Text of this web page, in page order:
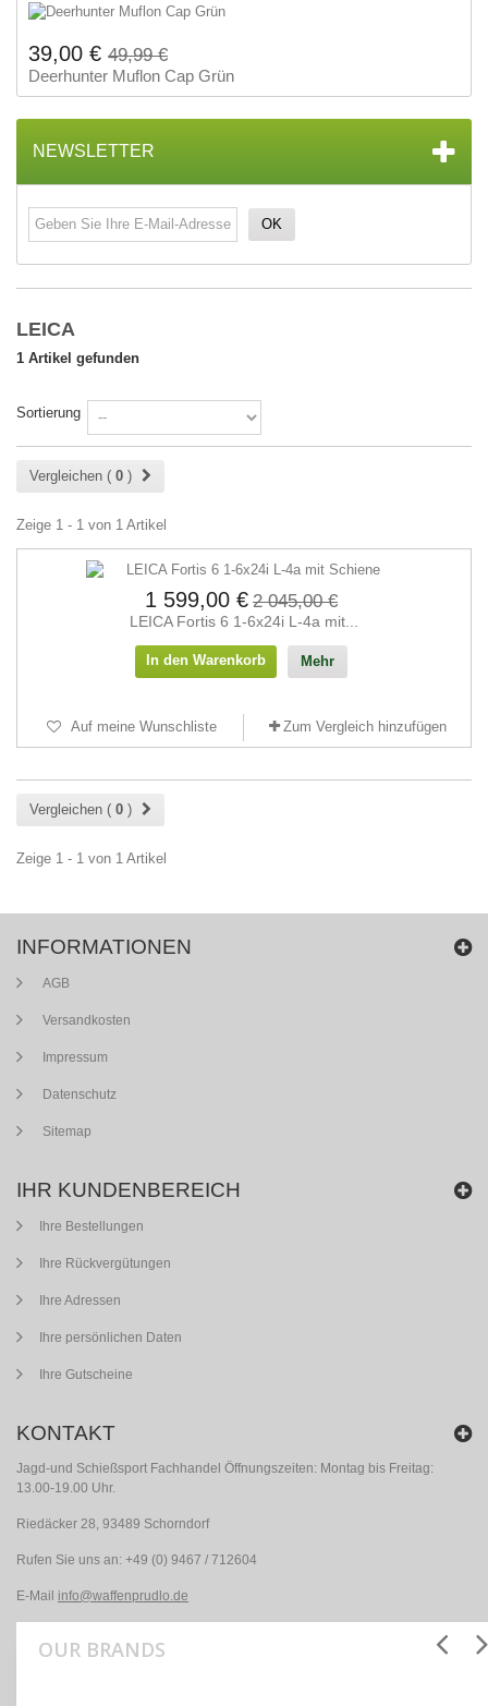
39,00 € 49,99 €
Deerhunter Muflon Cap Grün
NEWSLETTER
OK
LEICA
1 Artikel gefunden
Sortierung
Vergleichen ( 0 )
Zeige 1 - 1 von 1 Artikel
1 599,00 € 2 045,00 €
LEICA Fortis 6 1-6x24i L-4a mit...
In den Warenkorb Mehr
Auf meine Wunschliste Zum Vergleich hinzufügen
Vergleichen ( 0 )
Zeige 1 - 1 von 1 Artikel
INFORMATIONEN
AGB
Versandkosten
Impressum
Datenschutz
Sitemap
IHR KUNDENBEREICH
Ihre Bestellungen
Ihre Rückvergütungen
Ihre Adressen
Ihre persönlichen Daten
Ihre Gutscheine
KONTAKT
Jagd-und Schießsport Fachhandel Öffnungszeiten: Montag bis Freitag:
13.00-19.00 Uhr.
Riedäcker 28, 93489 Schorndorf
Rufen Sie uns an: +49 (0) 9467 / 712604
E-Mail info@waffenprudlo.de
OUR BRANDS